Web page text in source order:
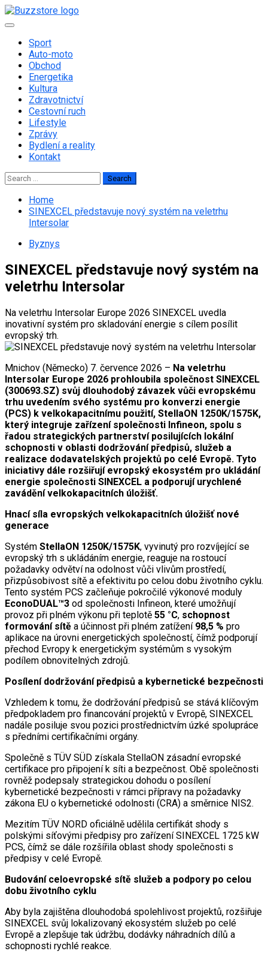
Skip
to
Primary
Sport
Auto-moto
Obchod
Energetika
Kultura
Zdravotnictví
Cestovní ruch
Lifestyle
Zprávy
Bydlení a reality
Kontakt
Search
for:
Home
SINEXCEL představuje nový systém na veletrhu
Intersolar
Byznys
SINEXCEL představuje nový systém na
veletrhu Intersolar
Na veletrhu Intersolar Europe 2026 SINEXCEL uvedla
inovativní systém pro skladování energie s cílem posílit
evropský trh.
Mnichov (Německo) 7. července 2026 – Na veletrhu
Intersolar Europe 2026 prohloubila společnost SINEXCEL
(300693.SZ) svůj dlouhodobý závazek vůči evropskému
trhu uvedením svého systému pro konverzi energie
(PCS) k velkokapacitnímu použití, StellaON 1250K/1575K,
který integruje zařízení společnosti Infineon, spolu s
řadou strategických partnerství posilujících lokální
schopnosti v oblasti dodržování předpisů, služeb a
realizace dodavatelských projektů po celé Evropě. Tyto
iniciativy dále rozšiřují evropský ekosystém pro ukládání
energie společnosti SINEXCEL a podporují urychlené
zavádění velkokapacitních úložišť.
Hnací síla evropských velkokapacitních úložišť nové
generace
Systém StellaON 1250K/1575K, vyvinutý pro rozvíjející se
evropský trh s ukládáním energie, reaguje na rostoucí
požadavky odvětví na odolnost vůči vlivům prostředí,
přizpůsobivost sítě a efektivitu po celou dobu životního cyklu.
Tento systém PCS začleňuje pokročilé výkonové moduly
EconoDUAL™3 od společnosti Infineon, které umožňují
provoz při plném výkonu při teplotě 55 °C, schopnost
formování sítě a účinnost při plném zatížení 98,5 % pro
aplikace na úrovni energetických společností, čímž podporují
přechod Evropy k energetickým systémům s vysokým
podílem obnovitelných zdrojů.
Posílení dodržování předpisů a kybernetické bezpečnosti
Vzhledem k tomu, že dodržování předpisů se stává klíčovým
předpokladem pro financování projektů v Evropě, SINEXCEL
nadále posiluje svou pozici prostřednictvím úzké spolupráce
s předními certifikačními orgány.
Společně s TÜV SÜD získala StellaON zásadní evropské
certifikace pro připojení k síti a bezpečnost. Obě společnosti
rovněž podepsaly strategickou dohodu o posílení
kybernetické bezpečnosti v rámci přípravy na požadavky
zákona EU o kybernetické odolnosti (CRA) a směrnice NIS2.
Mezitím TÜV NORD oficiálně udělila certifikát shody s
polskými síťovými předpisy pro zařízení SINEXCEL 1725 kW
PCS, čímž se dále rozšířila oblast shody společnosti s
předpisy v celé Evropě.
Budování celoevropské sítě služeb a podpory po celou
dobu životního cyklu
Aby byla zajištěna dlouhodobá spolehlivost projektů, rozšiřuje
SINEXCEL svůj lokalizovaný ekosystém služeb po celé
Evropě a zlepšuje tak údržbu, dodávky náhradních dílů a
schopnosti rychlé reakce.